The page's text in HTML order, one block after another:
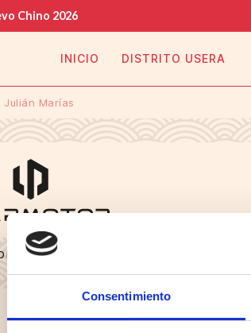
Consentimiento
Chino 2026
INICIO DISTRITO USERA
Julián Marías
CULTURA TURISMO Y